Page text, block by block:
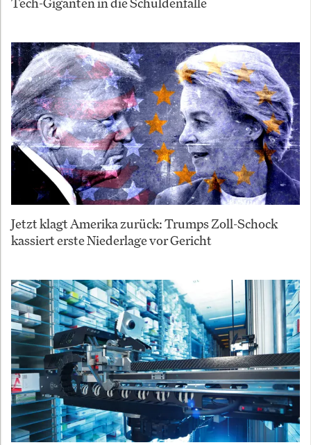
Jetzt klagt Amerika zurück: Trumps Zoll-Schock
kassiert erste Niederlage vor Gericht